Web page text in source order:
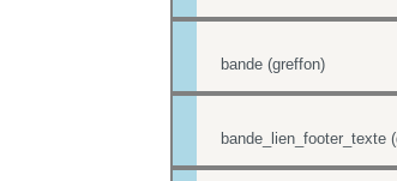
bande (greffon)
bande_lien_footer_texte